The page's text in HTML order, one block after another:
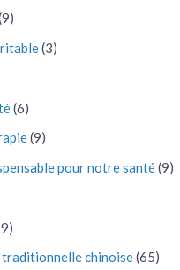
(3)
(6)
(9)
pour notre santé(9)
traditionnelle chinoise(65)